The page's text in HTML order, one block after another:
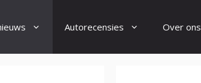
Autorecensies Over ons